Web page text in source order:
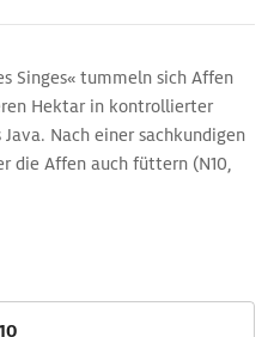
Singes« tummeln sich Affen
Hektar in kontrollierter
Nach einer sachkundigen
die Affen auch füttern (N10,